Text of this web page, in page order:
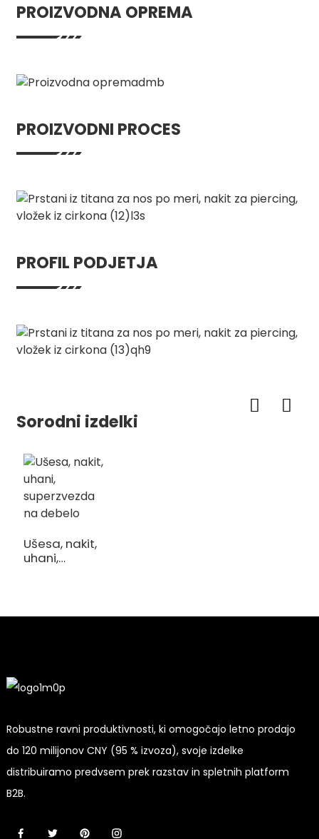
PROIZVODNA OPREMA
PROIZVODNI PROCES
PROFIL PODJETJA
Sorodni izdelki
Ušesa, nakit,
uhani,
Robustne ravni produktivnosti, ki omogočajo letno prodajo
do 120 milijonov CNY (95 % izvoza), svoje izdelke
distribuiramo predvsem prek razstav in spletnih platform
B2B.